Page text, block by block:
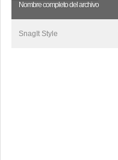
Nombre completo del archivo
SnagIt Style